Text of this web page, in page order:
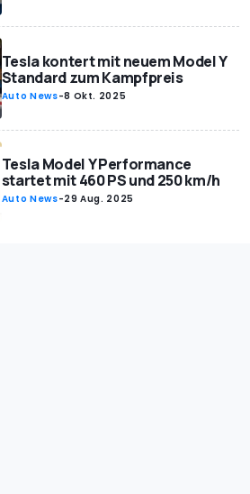
Tesla kontert mit neuem Model Y
Standard zum Kampfpreis
Auto News-8 Okt. 2025
Tesla Model Y Performance
startet mit 460 PS und 250 km/h
Auto News-29 Aug. 2025